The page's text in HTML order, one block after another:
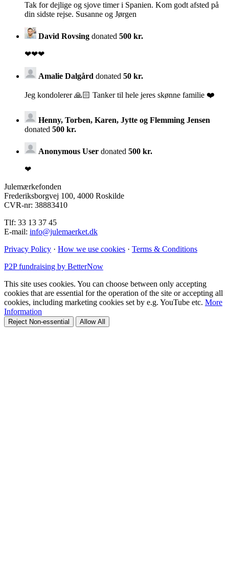
Tak for dejlige og sjove timer i Spanien. Kom godt afsted på
din sidste rejse. Susanne og Jørgen
David Rovsing donated 500 kr.
❤❤❤
Amalie Dalgård donated 50 kr.
Jeg kondolerer 🙏🏻 Tanker til hele jeres skønne familie ❤️
Henny, Torben, Karen, Jytte og Flemming Jensen
donated 500 kr.
Anonymous User donated 500 kr.
❤
Julemærkefonden
Frederiksborgvej 100, 4000 Roskilde
CVR-nr: 38883410
Tlf: 33 13 37 45
E-mail: info@julemaerket.dk
Privacy Policy · How we use cookies · Terms & Conditions
P2P fundraising by BetterNow
This site uses cookies. You can choose between only accepting
cookies that are essential for the operation of the site or accepting all
cookies, including marketing cookies set by e.g. YouTube etc. More
Information
Reject Non-essential Allow All